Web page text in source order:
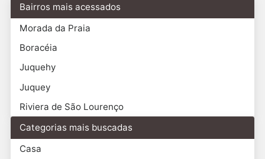
Bairros mais acessados
Morada da Praia
Boracéia
Juquehy
Juquey
Riviera de São Lourenço
Categorias mais buscadas
Casa